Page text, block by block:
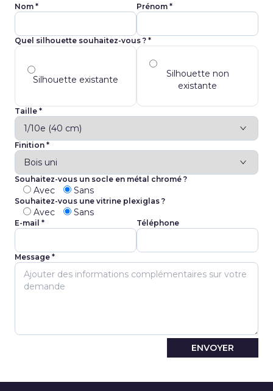
Nom * Prénom *
Quel silhouette souhaitez-vous ? *
Silhouette existante
Silhouette non
existante
Taille *
Finition *
Souhaitez-vous un socle en métal chromé ?
Avec Sans
Souhaitez-vous une vitrine plexiglas ?
Avec Sans
E-mail * Téléphone
Message *
Veuillez laisser ce champ vide.